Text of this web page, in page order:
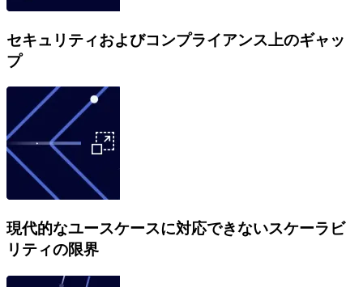
セキュリティおよびコンプライアンス上のギャッ
プ
現代的なユースケースに対応できないスケーラビ
リティの限界